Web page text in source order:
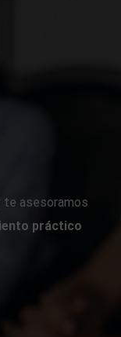
te asesoramos
práctico